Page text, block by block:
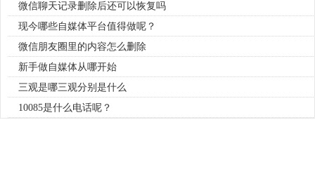
微信聊天记录删除后还可以恢复吗
现今哪些自媒体平台值得做呢？
微信朋友圈里的内容怎么删除
新手做自媒体从哪开始
三观是哪三观分别是什么
10085是什么电话呢？